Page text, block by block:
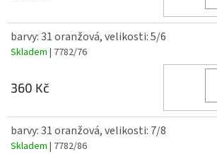
barvy: 31 oranžová, velikosti: 5/6
Skladem | 7782/76
360 Kč
barvy: 31 oranžová, velikosti: 7/8
Skladem | 7782/86